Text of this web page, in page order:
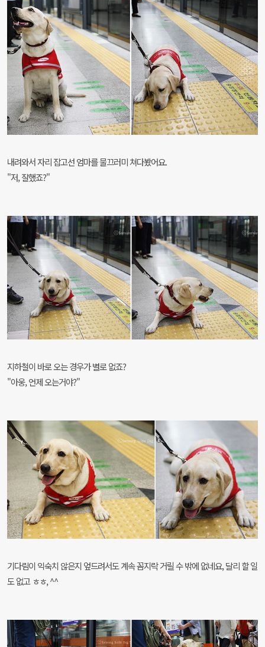
내려와서 자리 잡고선 엄마를 물끄러미 쳐다봤어요.
"저, 잘했죠?"
지하철이 바로 오는 경우가 별로 없죠?
"아웅, 언제 오는거야?"
기다림이 익숙치 않은지 엎드려서도 계속 꼼지락 거릴 수 밖에 없네요, 달리 할 일
도 없고 ㅎㅎ, ^^